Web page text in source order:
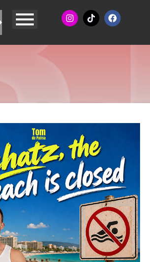
Tom de Palma - Schatz, the
beach is closed